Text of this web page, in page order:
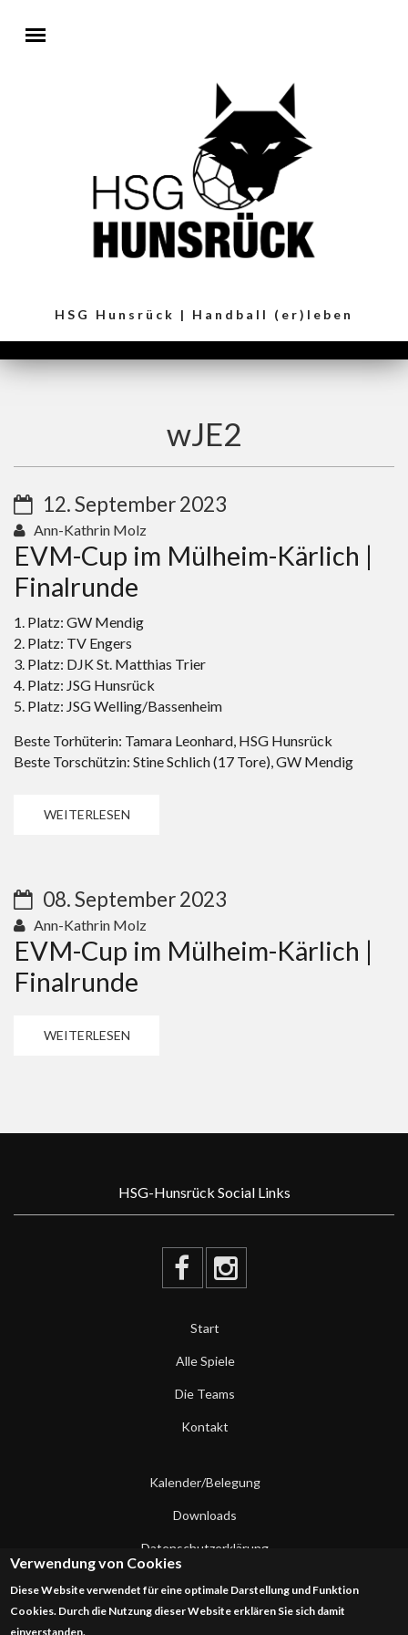
HSG Hunsrück | Handball (er)leben
wJE2
12. September 2023
Ann-Kathrin Molz
EVM-Cup im Mülheim-Kärlich |
Finalrunde
1. Platz: GW Mendig
2. Platz: TV Engers
3. Platz: DJK St. Matthias Trier
4. Platz: JSG Hunsrück
5. Platz: JSG Welling/Bassenheim
Beste Torhüterin: Tamara Leonhard, HSG Hunsrück
Beste Torschützin: Stine Schlich (17 Tore), GW Mendig
WEITERLESEN
08. September 2023
Ann-Kathrin Molz
EVM-Cup im Mülheim-Kärlich |
Finalrunde
WEITERLESEN
HSG-Hunsrück Social Links
Start
Alle Spiele
Die Teams
Kontakt
Kalender/Belegung
Downloads
Datenschutzerklärung
Kontakt
Verwendung von Cookies
Diese Website verwendet für eine optimale Darstellung und Funktion
Cookies. Durch die Nutzung dieser Website erklären Sie sich damit
einverstanden.